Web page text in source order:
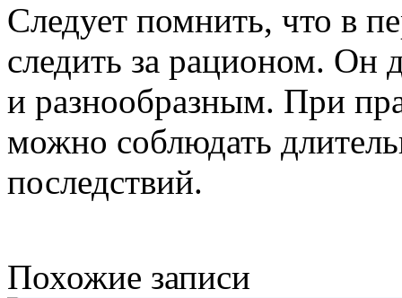
Следует помнить, что в
следить за рационом. Он
и разнообразным. При
можно соблюдать
последствий.
Похожие записи